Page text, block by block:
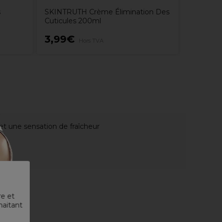
et
SKINTRUTH Crème Élimination Des
Cuticules 200ml
3,99€
une sensation de fraîcheur